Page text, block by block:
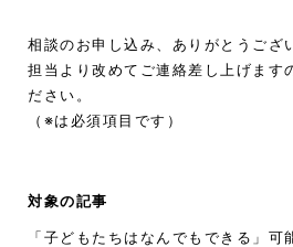
相談のお申し込み、ありがとうござ
担当より改めてご連絡差し上げます
ださい。
（※は必須項目です）
対象の記事
「子どもたちはなんでもできる」可